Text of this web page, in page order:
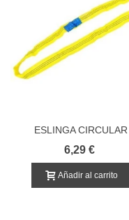
ESLINGA CIRCULAR
CERRADA PARA
6,29 €
Añadir al carrito